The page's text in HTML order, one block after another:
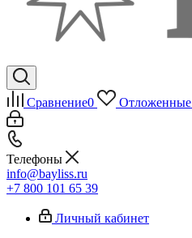
Сравнение0 Отложенные
Телефоны
info@bayliss.ru
+7 800 101 65 39
Личный кабинет